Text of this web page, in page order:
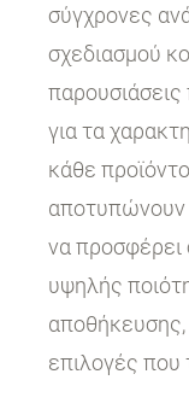
σύγχρονες
σχεδιασμού
για τα
κάθε
αποτυπώνουν
να
υψηλής
επιλογές που